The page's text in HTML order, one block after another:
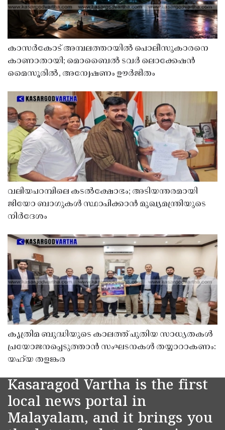
കാസർകോട് അമ്പലത്തറയിൽ പൊലീസുകാരനെ
കാണാതായി; മൊബൈൽ ടവർ ലൊക്കേഷൻ
മൈസൂരിൽ, അന്വേഷണം ഊർജിതം
വലിയപറമ്പിലെ കടൽക്ഷോഭം; അടിയന്തരമായി
ജിയോ ബാഗുകൾ സ്ഥാപിക്കാൻ മുഖ്യമന്ത്രിയുടെ
നിർദേശം
കൃത്രിമ ബുദ്ധിയുടെ കാലത്ത് പുതിയ സാധ്യതകൾ
പ്രയോജനപ്പെടുത്താൻ സംഘടനകൾ തയ്യാറാകണം:
യഹ്‌യ തളങ്കര
Kasaragod Vartha is the first
local news portal in
Malayalam, and it brings you